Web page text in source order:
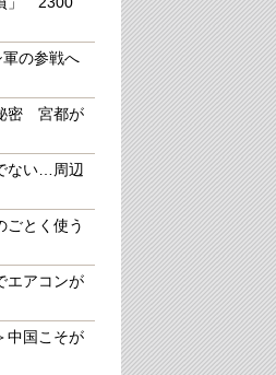
蘇神社 ☎0966（22）2274
軍の参戦へ
密 宮都が
ない…周辺
ごとく使う
エアコンが
中国こそが